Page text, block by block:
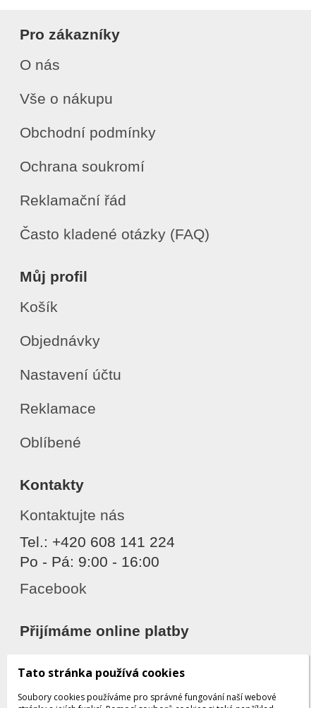
Pro zákazníky
O nás
Vše o nákupu
Obchodní podmínky
Ochrana soukromí
Reklamační řád
Často kladené otázky (FAQ)
Můj profil
Košík
Objednávky
Nastavení účtu
Reklamace
Oblíbené
Kontakty
Kontaktujte nás
Tel.: +420 608 141 224
Po - Pá: 9:00 - 16:00
Facebook
Přijímáme online platby
Tato stránka používá cookies
Soubory cookies používáme pro správné fungování naší webové